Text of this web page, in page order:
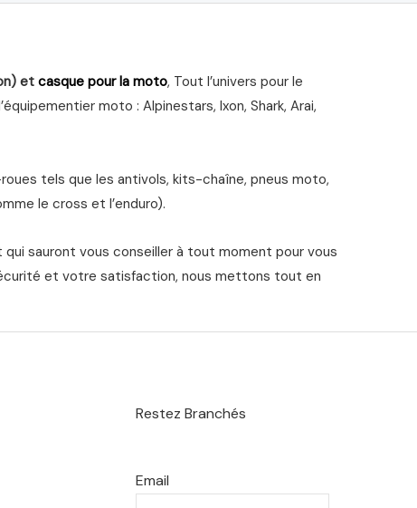
et casque pour la moto, Tout l’univers pour le
moto : Alpinestars, Ixon, Shark, Arai,
tels que les antivols, kits-chaîne, pneus moto,
le cross et l’enduro).
sauront vous conseiller à tout moment pour vous
et votre satisfaction, nous mettons tout en
Restez Branchés
Email